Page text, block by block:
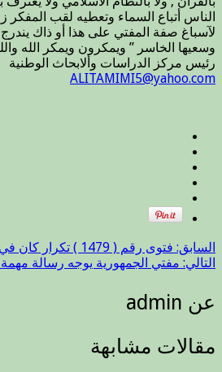
الناس أتباع السماء وتعطيه لقب المفكر
لآسباغ صفة المفتي على هذا أو ذاك
وسعيها الخاسر ” ويمكرون ويمكر الله
رئيس مركز الدراسات وألابحاث الوطنية
ALITAMIMI5@yahoo.com
السابق: فتوى رقم ( 1479 ) تكرار كان في اللفظ هل يفيد العموم .
التالي: مفتي الجمهورية يوجه رسالة مهمة
عن admin
مقالات مشابهة